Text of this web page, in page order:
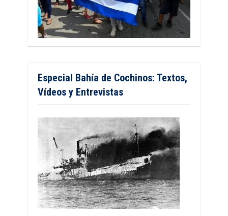
Especial Bahía de Cochinos: Textos,
Vídeos y Entrevistas